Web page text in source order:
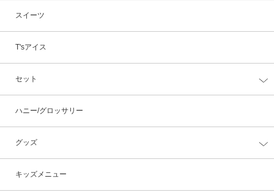
スイーツ
T'sアイス
セット
ハニー/グロッサリー
グッズ
キッズメニュー